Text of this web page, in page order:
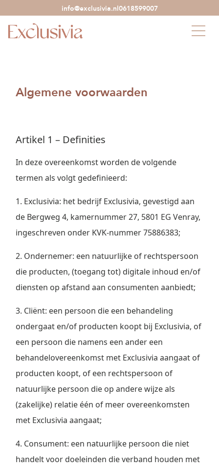
info@exclusivia.nl0618599007
Algemene voorwaarden
Artikel 1 – Definities
In deze overeenkomst worden de volgende
termen als volgt gedefinieerd:
1. Exclusivia: het bedrijf Exclusivia, gevestigd aan
de Bergweg 4, kamernummer 27, 5801 EG Venray,
ingeschreven onder KVK-nummer 75886383;
2. Ondernemer: een natuurlijke of rechtspersoon
die producten, (toegang tot) digitale inhoud en/of
diensten op afstand aan consumenten aanbiedt;
3. Cliënt: een persoon die een behandeling
ondergaat en/of producten koopt bij Exclusivia, of
een persoon die namens een ander een
behandelovereenkomst met Exclusivia aangaat of
producten koopt, of een rechtspersoon of
natuurlijke persoon die op andere wijze als
(zakelijke) relatie één of meer overeenkomsten
met Exclusivia aangaat;
4. Consument: een natuurlijke persoon die niet
handelt voor doeleinden die verband houden met